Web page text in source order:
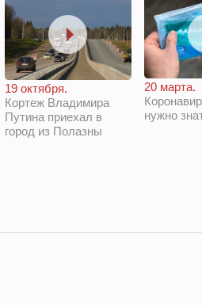
19 октября.
Кортеж Владимира
Путина приехал в
город из Полазны
20 марта.
нужно